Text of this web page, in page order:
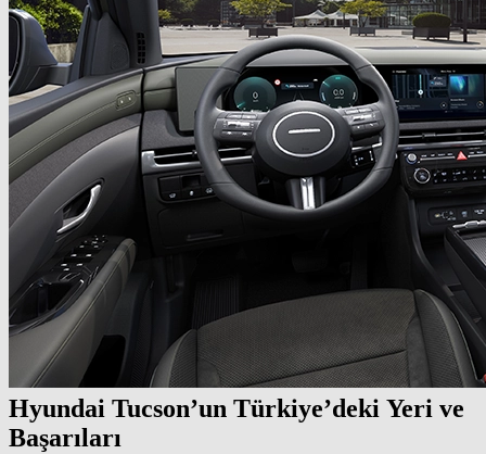
Hyundai Tucson’un Türkiye’deki Yeri ve
Başarıları